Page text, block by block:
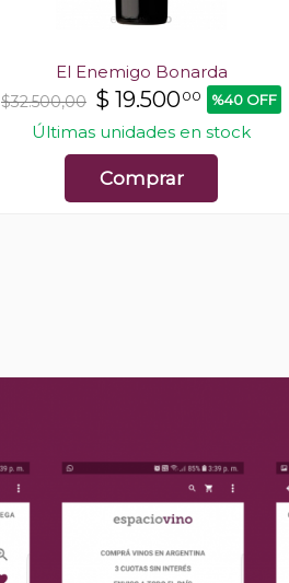
El Enemigo Bonarda
$32.500,00 $ 19.50000 %40 OFF
Últimas unidades en stock
Comprar